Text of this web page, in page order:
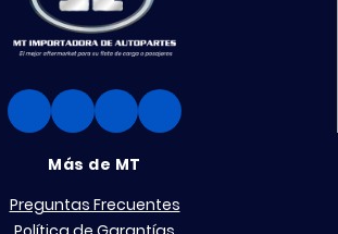
Más de MT
Preguntas Frecuentes